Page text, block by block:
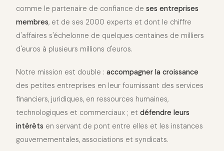
comme le partenaire de confiance de ses entreprises
membres, et de ses 2000 experts et dont le chiffre
d'affaires s'échelonne de quelques centaines de milliers
d'euros à plusieurs millions d'euros.
Notre mission est double : accompagner la croissance
des petites entreprises en leur fournissant des services
financiers, juridiques, en ressources humaines,
technologiques et commerciaux ; et défendre leurs
intérêts en servant de pont entre elles et les instances
gouvernementales, associations et syndicats.